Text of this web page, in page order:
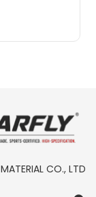
CO., LTD.